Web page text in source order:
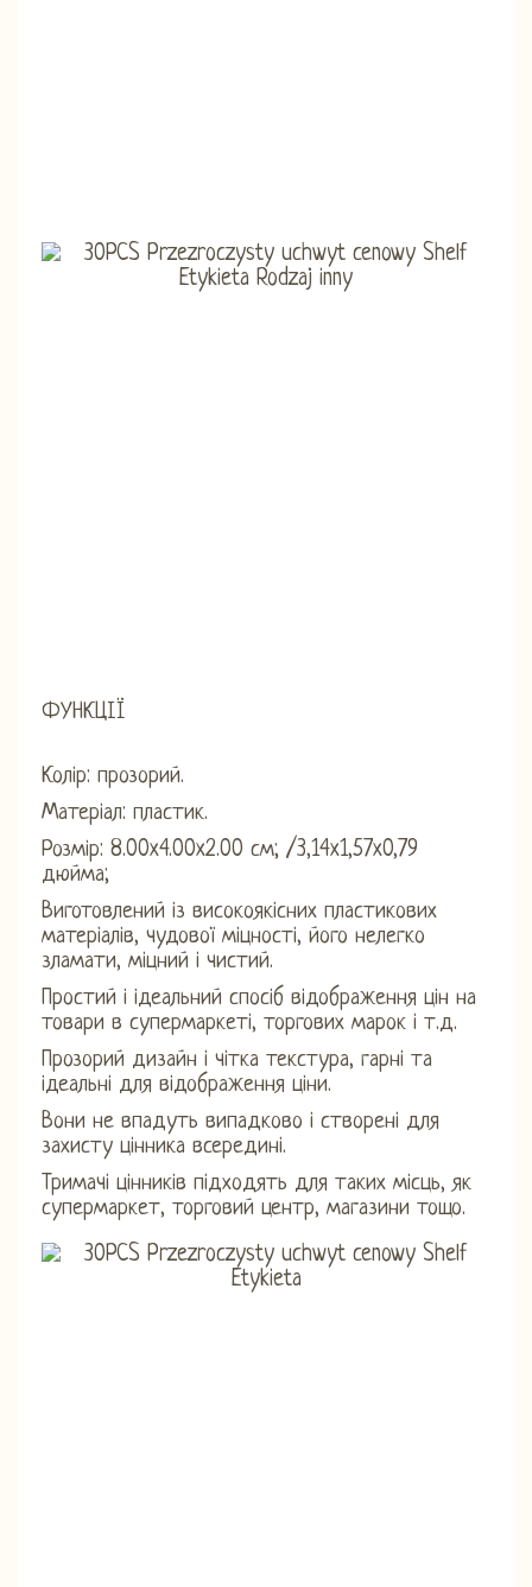
ФУНКЦІЇ
Колір: прозорий.
Матеріал: пластик.
Розмір: 8.00x4.00x2.00 см; /3,14x1,57x0,79
дюйма;
Виготовлений із високоякісних пластикових
матеріалів, чудової міцності, його нелегко
зламати, міцний і чистий.
Простий і ідеальний спосіб відображення цін на
товари в супермаркеті, торгових марок і т.д.
Прозорий дизайн і чітка текстура, гарні та
ідеальні для відображення ціни.
Вони не впадуть випадково і створені для
захисту цінника всередині.
Тримачі цінників підходять для таких місць, як
супермаркет, торговий центр, магазини тощо.